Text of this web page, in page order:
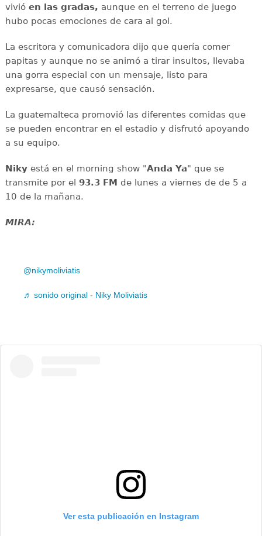
vivió en las gradas, aunque en el terreno de juego
hubo pocas emociones de cara al gol.
La escritora y comunicadora dijo que quería comer
papitas y aunque no se animó a tirar insultos, llevaba
una gorra especial con un mensaje, listo para
expresarse, que causó sensación.
La guatemalteca promovió las diferentes comidas que
se pueden encontrar en el estadio y disfrutó apoyando
a su equipo.
Niky está en el morning show "Anda Ya" que se
transmite por el 93.3 FM de lunes a viernes de de 5 a
10 de la mañana.
MIRA:
@nikymoliviatis
♬ sonido original - Niky Moliviatis
Ver esta publicación en Instagram